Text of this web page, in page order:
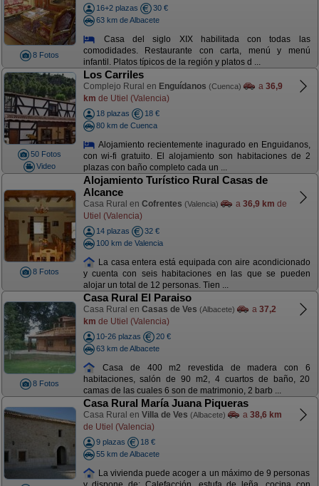
8 Fotos
16+2 plazas
30 €
63 km de Albacete
Casa del siglo XIX habilitada con todas las
comodidades. Restaurante con carta, menú y menú
infantil. Platos típicos de la región y platos d ...
50 Fotos
Video
Los Carriles
Complejo Rural en Enguídanos (Cuenca) a 36,9
km de Utiel (Valencia)
18 plazas
18 €
80 km de Cuenca
Alojamiento recientemente inagurado en Enguidanos,
con wi-fi gratuito. El alojamiento son habitaciones de 2
plazas con baño completo cada un ...
8 Fotos
Alojamiento Turístico Rural Casas de
Alcance
Casa Rural en Cofrentes (Valencia) a 36,9 km de
Utiel (Valencia)
14 plazas
32 €
100 km de Valencia
La casa entera está equipada con aire acondicionado
y cuenta con seis habitaciones en las que se pueden
alojar un total de 12 personas. Tien ...
8 Fotos
Casa Rural El Paraiso
Casa Rural en Casas de Ves (Albacete) a 37,2
km de Utiel (Valencia)
10-26 plazas
20 €
63 km de Albacete
Casa de 400 m2 revestida de madera con 6
habitaciones, salón de 90 m2, 4 cuartos de baño, 20
camas de las cuales 6 son de matrimonio, 2 barb ...
Casa Rural María Juana Piqueras
Casa Rural en Villa de Ves (Albacete) a 38,6 km
de Utiel (Valencia)
9 plazas
18 €
55 km de Albacete
La vivienda puede acoger a un máximo de 9 personas